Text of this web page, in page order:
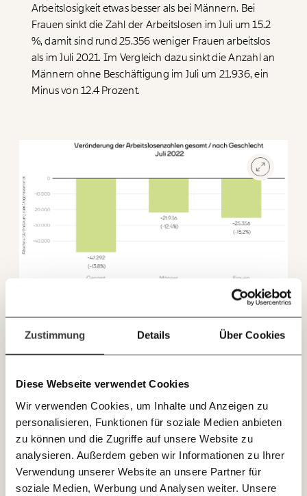
Zustimmung Details Über Cookies
Diese Webseite verwendet Cookies
Wir verwenden Cookies, um Inhalte und Anzeigen zu
personalisieren, Funktionen für soziale Medien anbieten
zu können und die Zugriffe auf unsere Website zu
analysieren. Außerdem geben wir Informationen zu Ihrer
Verwendung unserer Website an unsere Partner für
soziale Medien, Werbung und Analysen weiter. Unsere
JETZT
EINFACH
TEILEN.
E-Mail Whatsapp
Veränderung
Fördermitglied und wir können gemeinsam
funktioniert. Unsere Recherchen sind für alle frei im
Netz. Unabhängig und werbefrei. Und das wird auch
so bleiben. Kämpf’ mit uns für den Fortschritt und
unterstütze uns mit Deinem Mitgliedsbeitrag.
Hier unsere IBAN: AT34 4300 0498 0007 6017
Fragen und Antworten.
Immer auf dem
mit unseren gratis
E-Mail-Newslettern!
Newsletter des Momentum Instituts
Arbeitslosigkeit etwas besser als bei Männern. Bei
Frauen sinkt die Zahl der Arbeitslosen im Juli um 15.2
%, damit sind rund 25.356 weniger Frauen arbeitslos
als im Juli 2021. Im Vergleich dazu sinkt die Anzahl an
Männern ohne Beschäftigung im Juli um 21.936, ein
Minus von 12.4 Prozent.
Auch die Langzeitarbeitslosigkeit nimmt weiterhin ab.
Zwar liegt ihr Niveau mittlerweile unter dem Wert vor
Pandemie-Beginn, dennoch sind weiterhin 118.858
Menschen in Österreich länger als ein Jahr ohne Job.